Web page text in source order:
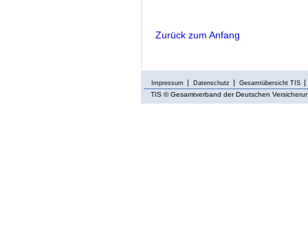
Zurück zum Anfang
Impressum Datenschutz Gesamtübersicht TIS
TIS © Gesamtverband der Deutschen